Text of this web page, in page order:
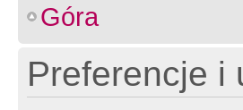
Góra
Preferencje i